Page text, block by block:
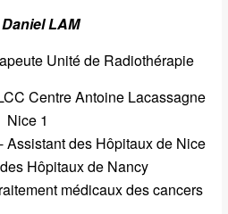
LAM
Unité de Radiothérapie
Centre Antoine Lacassagne
Nice 1
des Hôpitaux de Nice
Hôpitaux de Nancy
médicaux des cancers